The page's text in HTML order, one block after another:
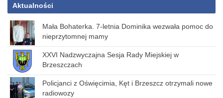
Aktualności
Mała Bohaterka. 7-letnia Dominika wezwała pomoc do
nieprzytomnej mamy
XXVI Nadzwyczajna Sesja Rady Miejskiej w
Brzeszczach
Policjanci z Oświęcimia, Kęt i Brzeszcz otrzymali nowe
radiowozy